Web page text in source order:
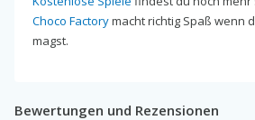
Choco Factorymacht richtig Spaß wenn
magst.
Bewertungen und Rezensionen